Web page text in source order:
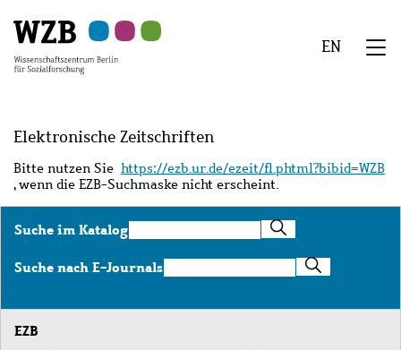
Hauptinhalt
springen
Navigation
springen
Suche
springen
Sekundärnavigation
springen
Fußzeile
springen
EN
Elektronische Zeitschriften
Bitte nutzen Sie https://ezb.ur.de/ezeit/fl.phtml?bibid=WZB
, wenn die EZB-Suchmaske nicht erscheint.
Suche im KatalogSuche
im
Katalog
Suche nach E-JournalsSuche
nach
Journals
EZB